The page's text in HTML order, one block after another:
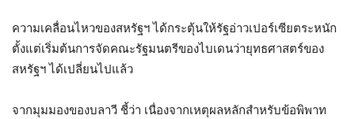
ความเคลื่อนไหวของสหรัฐฯ ได้กระตุ้นให้รัฐอ่าวเปอร์เซียตระหนัก
ตั้งแต่เริ่มต้นการจัดคณะรัฐมนตรีของไบเดนว่ายุทธศาสตร์ของ
สหรัฐฯ ได้เปลี่ยนไปแล้ว
จากมุมมองของบลาวี ชี้ว่า เนื่องจากเหตุผลหลักสำหรับข้อพิพาท